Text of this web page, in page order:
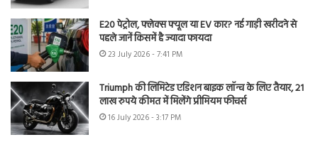
E20 पेट्रोल, फ्लेक्स फ्यूल या EV कार? नई गाड़ी खरीदने से
पहले जानें किसमें है ज्यादा फायदा
23 July 2026 - 7:41 PM
Triumph की लिमिटेड एडिशन बाइक लॉन्च के लिए तैयार, 21
लाख रुपये कीमत में मिलेंगे प्रीमियम फीचर्स
16 July 2026 - 3:17 PM